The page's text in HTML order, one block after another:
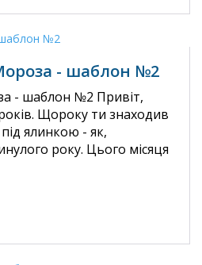
- шаблон №2
- шаблон №2 Привіт,
Щороку ти знаходив
ялинкою - як,
року. Цього місяця